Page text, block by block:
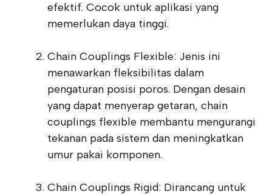
efektif. Cocok untuk aplikasi yang
memerlukan daya tinggi.
Chain Couplings Flexible: Jenis ini
menawarkan fleksibilitas dalam
pengaturan posisi poros. Dengan desain
yang dapat menyerap getaran, chain
couplings flexible membantu mengurangi
tekanan pada sistem dan meningkatkan
umur pakai komponen.
Chain Couplings Rigid: Dirancang untuk